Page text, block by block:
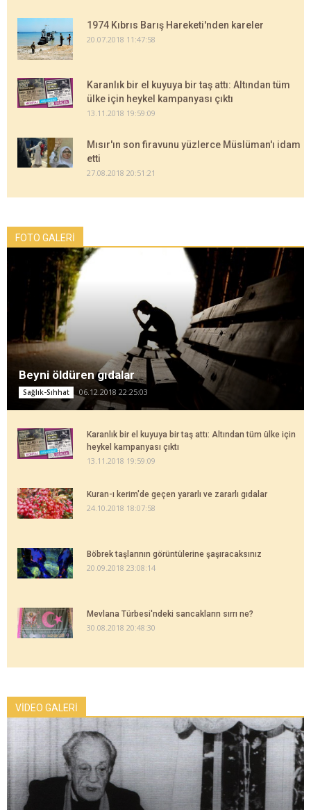
1974 Kıbrıs Barış Hareketi'nden kareler
20.07.2018 11:47:58
Karanlık bir el kuyuya bir taş attı: Altından tüm
ülke için heykel kampanyası çıktı
13.11.2018 19:59:09
Mısır'ın son firavunu yüzlerce Müslüman'ı idam
etti
27.08.2018 20:51:21
FOTO GALERİ
Beyni öldüren gıdalar
Sağlık-Sıhhat 06.12.2018 22:25:03
Karanlık bir el kuyuya bir taş attı: Altından tüm ülke için
heykel kampanyası çıktı
13.11.2018 19:59:09
Kuran-ı kerim'de geçen yararlı ve zararlı gıdalar
24.10.2018 18:07:58
Böbrek taşlarının görüntülerine şaşıracaksınız
20.09.2018 23:08:14
Mevlana Türbesi'ndeki sancakların sırrı ne?
30.08.2018 20:48:30
VİDEO GALERİ